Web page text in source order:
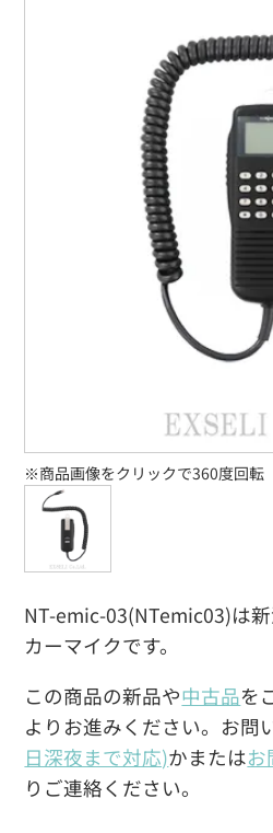
NT-emic-03(NTemic03)は
カーマイクです。
この商品の新品や中古品を
よりお進みください。お問
日深夜まで対応)かまたはお
りご連絡ください。
※商品画像をクリックで360度回転